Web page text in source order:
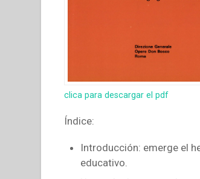
clica para descargar el pdf
Índice:
Introducción: emerge el
educativo.